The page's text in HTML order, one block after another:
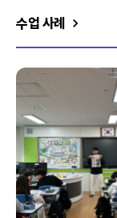
수업 사례